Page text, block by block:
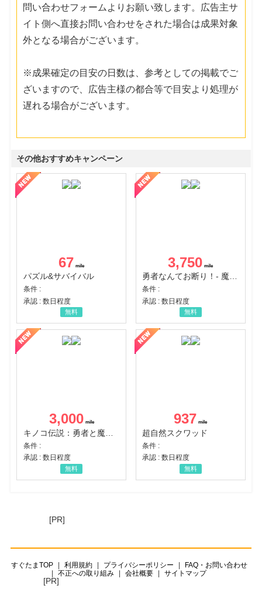
問い合わせフォームよりお願い致します。広告主サ
イト側へ直接お問い合わせをされた場合は成果対象
外となる場合がございます。
※成果確定の目安の日数は、参考としての掲載でご
ざいますので、広告主様の都合等で目安より処理が
遅れる場合がございます。
その他おすすめキャンペーン
67
パズル&サバイバル
条件 :
承認 : 数日程度
無料
3,750
勇者なんてお断り！- 魔王の力で異世界征服
条件 :
承認 : 数日程度
無料
3,000
条件 :
承認 : 数日程度
無料
937
超自然スクワッド
条件 :
承認 : 数日程度
無料
[PR]
すぐたまTOP 利用規約 プライバシーポリシー
FAQ・お問い合わせ
不正への取り組み
会社概要 サイトマップ
[PR]